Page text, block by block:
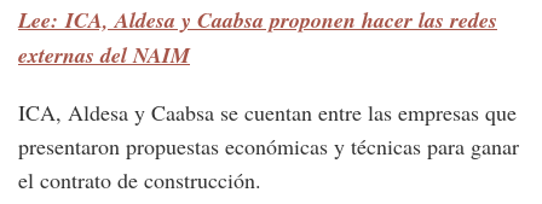
Lee: ICA, Aldesa y Caabsa proponen hacer las redes
externas del NAIM
ICA, Aldesa y Caabsa se cuentan entre las empresas que
presentaron propuestas económicas y técnicas para ganar
el contrato de construcción.